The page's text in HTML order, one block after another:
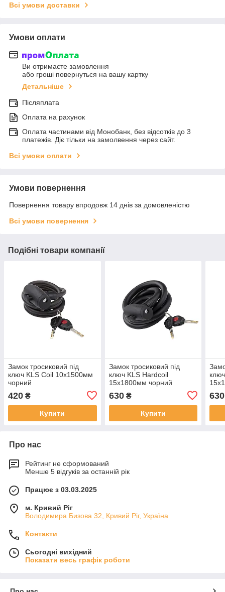
Всі умови доставки
Умови оплати
Ви отримаєте замовлення
або гроші повернуться на вашу картку
Детальніше
Післяплата
Оплата на рахунок
Оплата частинами від Монобанк, без відсотків до 3
платежів. Діє тільки на замолвення через сайт.
Всі умови оплати
Умови повернення
Повернення товару впродовж 14 днів за домовленістю
Всі умови повернення
Подібні товари компанії
Замок тросиковий під
ключ KLS Coil 10х1500мм
чорний
420 ₴
Купити
Замок тросиковий під
ключ KLS Hardcoil
15х1800мм чорний
630₴
Купити
630
Про нас
Рейтинг не сформований
Менше 5 відгуків за останній рік
Працює з 03.03.2025
м. Кривий Ріг
Володимира Бизова 32, Кривий Ріг, Україна
Контакти
Сьогодні вихідний
Показати весь графік роботи